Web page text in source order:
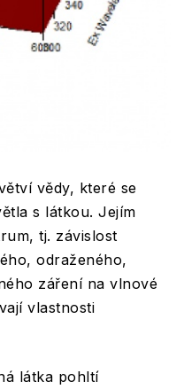
vědy, které se
s látkou. Jejím
tj. závislost
odraženého,
záření na vlnové
vlastnosti
látka pohltí